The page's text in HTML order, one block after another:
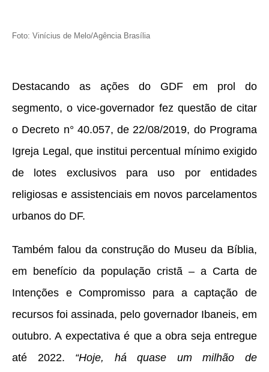
Foto: Vinícius de Melo/Agência Brasília
Destacando as ações do GDF em prol do
segmento, o vice-governador fez questão de citar
o Decreto n° 40.057, de 22/08/2019, do Programa
Igreja Legal, que institui percentual mínimo exigido
de lotes exclusivos para uso por entidades
religiosas e assistenciais em novos parcelamentos
urbanos do DF.
Também falou da construção do Museu da Bíblia,
em benefício da população cristã – a Carta de
Intenções e Compromisso para a captação de
recursos foi assinada, pelo governador Ibaneis, em
outubro. A expectativa é que a obra seja entregue
até 2022. “Hoje, há quase um milhão de